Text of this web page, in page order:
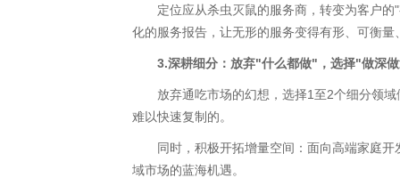
定位应从杀虫灭鼠的服务商，转变为客户的"
化的服务报告，让无形的服务变得有形、可衡量
3.深耕细分：放弃"什么都做"，选择"做深
放弃通吃市场的幻想，选择1至2个细分领域
难以快速复制的。
同时，积极开拓增量空间：面向高端家庭开
域市场的蓝海机遇。